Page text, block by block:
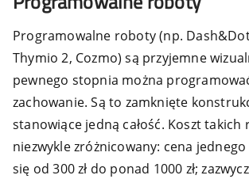
Programowalne roboty (np.
Thymio 2, Cozmo) są przyjemne
pewnego stopnia można
zachowanie. Są to zamknięte
stanowiące jedną całość. Koszt
niezwykle zróżnicowany: cena
się od 300 zł do ponad 1000 zł;